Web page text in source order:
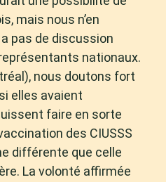
mais nous n’en
a pas de discussion
nationaux.
nous doutons fort
elles avaient
faire en sorte
des CIUSSS
différente que celle
La volonté affirmée